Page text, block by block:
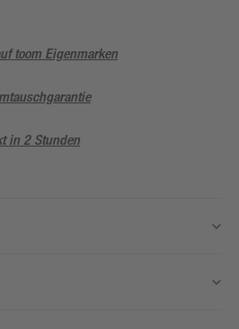
toom Eigenmarken
in 2 Stunden